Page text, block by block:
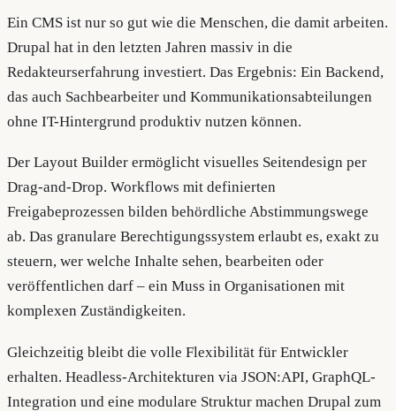
Ein CMS ist nur so gut wie die Menschen, die damit arbeiten.
Drupal hat in den letzten Jahren massiv in die
Redakteurserfahrung investiert. Das Ergebnis: Ein Backend,
das auch Sachbearbeiter und Kommunikationsabteilungen
ohne IT-Hintergrund produktiv nutzen können.
Der Layout Builder ermöglicht visuelles Seitendesign per
Drag-and-Drop. Workflows mit definierten
Freigabeprozessen bilden behördliche Abstimmungswege
ab. Das granulare Berechtigungssystem erlaubt es, exakt zu
steuern, wer welche Inhalte sehen, bearbeiten oder
veröffentlichen darf – ein Muss in Organisationen mit
komplexen Zuständigkeiten.
Gleichzeitig bleibt die volle Flexibilität für Entwickler
erhalten. Headless-Architekturen via JSON:API, GraphQL-
Integration und eine modulare Struktur machen Drupal zum